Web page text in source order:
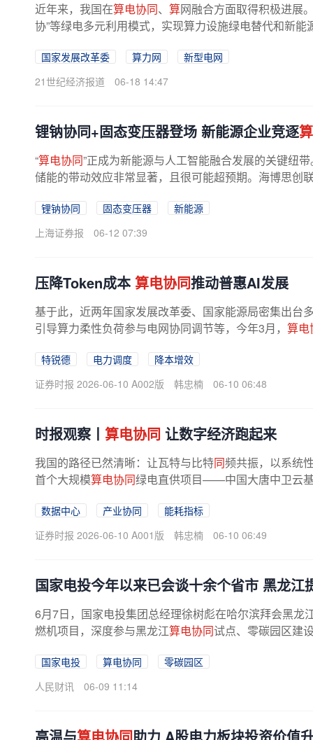
近年来，我国在算电协同、 算网融合方面取得积极进展
协”等绿电多元利用模式，实现算力设施绿电替代和新
国家发展改革委 算力网
新型电网
21世纪经济报道
06-18 14:47
锂钠协同+固态变压器登场 新能源企业竞逐
“算电协同”正成为新能源与人工智能融合发展的关键纽
储能的带动效应非常显著，且很可能超预期。海博思创
锂钠协同 固态变压器
新能源
上海证券报
06-12 07:39
压降Token成本算电协同推动普惠AI发展
基于此，近两年国家发展改革委、国家能源局密集出台
引导算力柔性负荷参与电网协同调节等，今年3月， 算电
特锐德 电力调度
降本增效
证券时报 2026-06-10 A002版
韩忠楠 06-10 06:48
时报观察丨 算电协同 让数字经济跑起来
我国的路径已然清晰：让瓦特与比特同频共振，以系统
首个大规模算电协同绿电直供项目——中国大唐中卫云
数据中心 产业协同
能耗指标
证券时报 2026-06-10 A001版
韩忠楠 06-10 06:49
国家电投今年以来已会谈十余个省市 黑龙江
6月7日，国家电投集团总经理徐树彪在哈尔滨拜会黑
燃机项目，深度参与黑龙江算电协同试点、零碳园区建
国家电投 算电协同
零碳园区
人民财讯
06-09 11:14